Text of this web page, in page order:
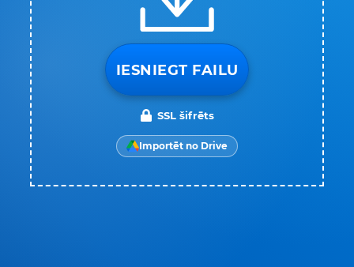
IESNIEGT FAILU
SSL šifrēts
Importēt no Drive